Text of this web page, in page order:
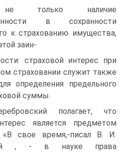
только наличие
в сохранности
к страхованию имущества,
заин-
страховой интерес при
страховании служит также
определения предельного
суммы.
полагает, что
является предметом
«В свое время,-писал В. И.
, - в науке права